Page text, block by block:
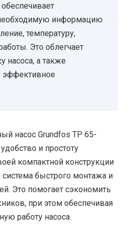
информацию
температуру,
Это облегчает
насоса, а также
эффективное
насос Grundfos TP 65-
и простоту
компактной конструкции
быстрого монтажа и
Это помогает сэкономить
при этом обеспечивая
работу насоса.